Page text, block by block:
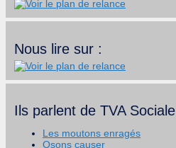
Nous lire sur :
Ils parlent de TVA Sociale
Les moutons enragés
Osons causer